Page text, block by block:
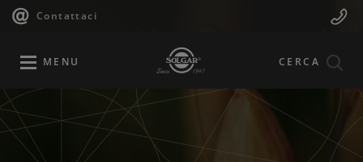
Salta
principale
Contattaci
Navigazione
Menu
MENU CERCA